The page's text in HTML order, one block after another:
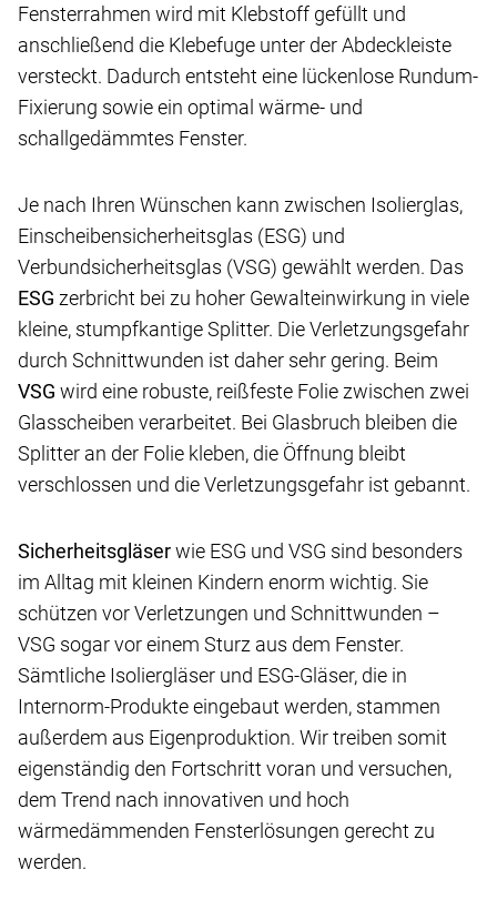
Fensterrahmen wird mit Klebstoff gefüllt und
anschließend die Klebefuge unter der Abdeckleiste
versteckt. Dadurch entsteht eine lückenlose Rundum-
Fixierung sowie ein optimal wärme- und
schallgedämmtes Fenster.
Je nach Ihren Wünschen kann zwischen Isolierglas,
Einscheibensicherheitsglas (ESG) und
Verbundsicherheitsglas (VSG) gewählt werden. Das
ESG zerbricht bei zu hoher Gewalteinwirkung in viele
kleine, stumpfkantige Splitter. Die Verletzungsgefahr
durch Schnittwunden ist daher sehr gering. Beim
VSG wird eine robuste, reißfeste Folie zwischen zwei
Glasscheiben verarbeitet. Bei Glasbruch bleiben die
Splitter an der Folie kleben, die Öffnung bleibt
verschlossen und die Verletzungsgefahr ist gebannt.
Sicherheitsgläserwie ESG und VSG sind besonders
im Alltag mit kleinen Kindern enorm wichtig. Sie
schützen vor Verletzungen und Schnittwunden –
VSG sogar vor einem Sturz aus dem Fenster.
Sämtliche Isoliergläser und ESG-Gläser, die in
Internorm-Produkte eingebaut werden, stammen
außerdem aus Eigenproduktion. Wir treiben somit
eigenständig den Fortschritt voran und versuchen,
dem Trend nach innovativen und hoch
wärmedämmenden Fensterlösungen gerecht zu
werden.